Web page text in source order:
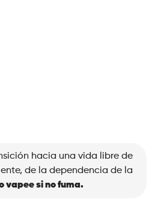
hacia una vida libre de
de la dependencia de la
vapee si no fuma.